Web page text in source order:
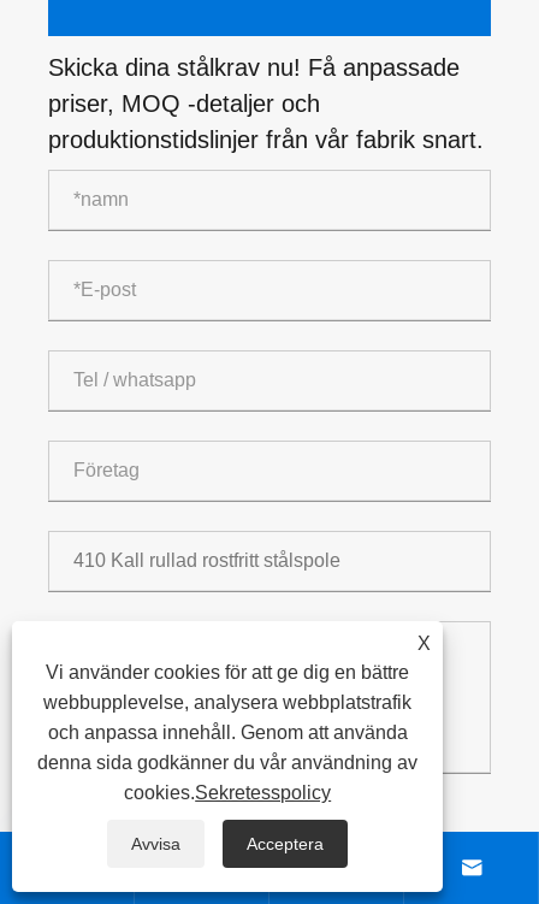
Skicka dina stålkrav nu! Få anpassade
priser, MOQ -detaljer och
produktionstidslinjer från vår fabrik snart.
  
X
Vi använder cookies för att ge dig en bättre
webbupplevelse, analysera webbplatstrafik
och anpassa innehåll. Genom att använda
denna sida godkänner du vår användning av
cookies.Sekretesspolicy
Avvisa Acceptera